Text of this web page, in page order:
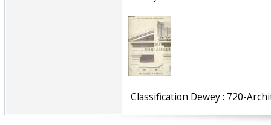
Classification Dewey : 720-